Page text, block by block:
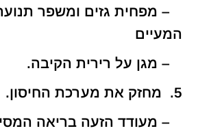
– מפחית גזים ומשפר
המעיים
– מגן על רירית הקיבה.
5. מחזק את מערכת החיסון.
– מעודד הזעה בריאה